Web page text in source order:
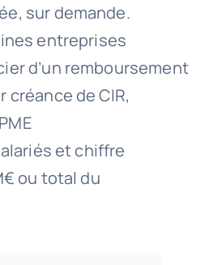
sur demande.
entreprises
d’un remboursement
créance de CIR,
et chiffre
ou total du